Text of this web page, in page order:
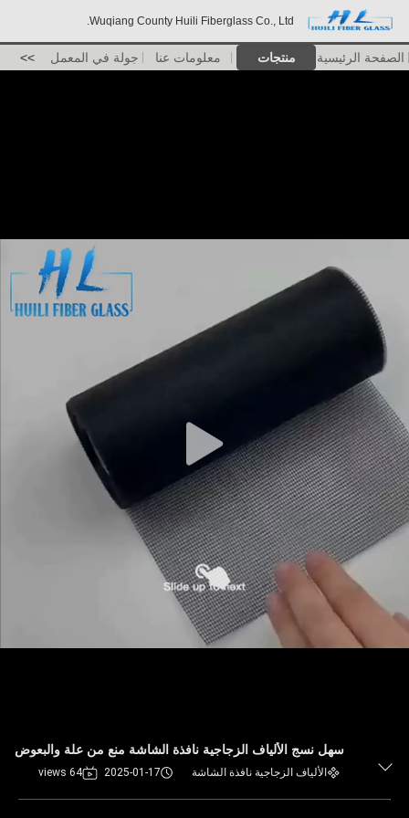
Wuqiang County Huili Fiberglass Co., Ltd.
الصفحة الرئيسية منتجات معلومات عنا جولة في المعمل >>
سهل نسج الألياف الزجاجية نافذة الشاشة منع من علة والبعوض
الألياف الزجاجية نافذة الشاشة 2025-01-17
64 views